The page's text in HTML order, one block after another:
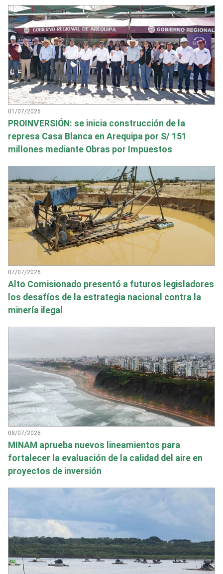
01/07/2026
PROINVERSIÓN: se inicia construcción de la
represa Casa Blanca en Arequipa por S/ 151
millones mediante Obras por Impuestos
07/07/2026
Alto Comisionado presentó a futuros legisladores
los desafíos de la estrategia nacional contra la
minería ilegal
08/07/2026
MINAM aprueba nuevos lineamientos para
fortalecer la evaluación de la calidad del aire en
proyectos de inversión